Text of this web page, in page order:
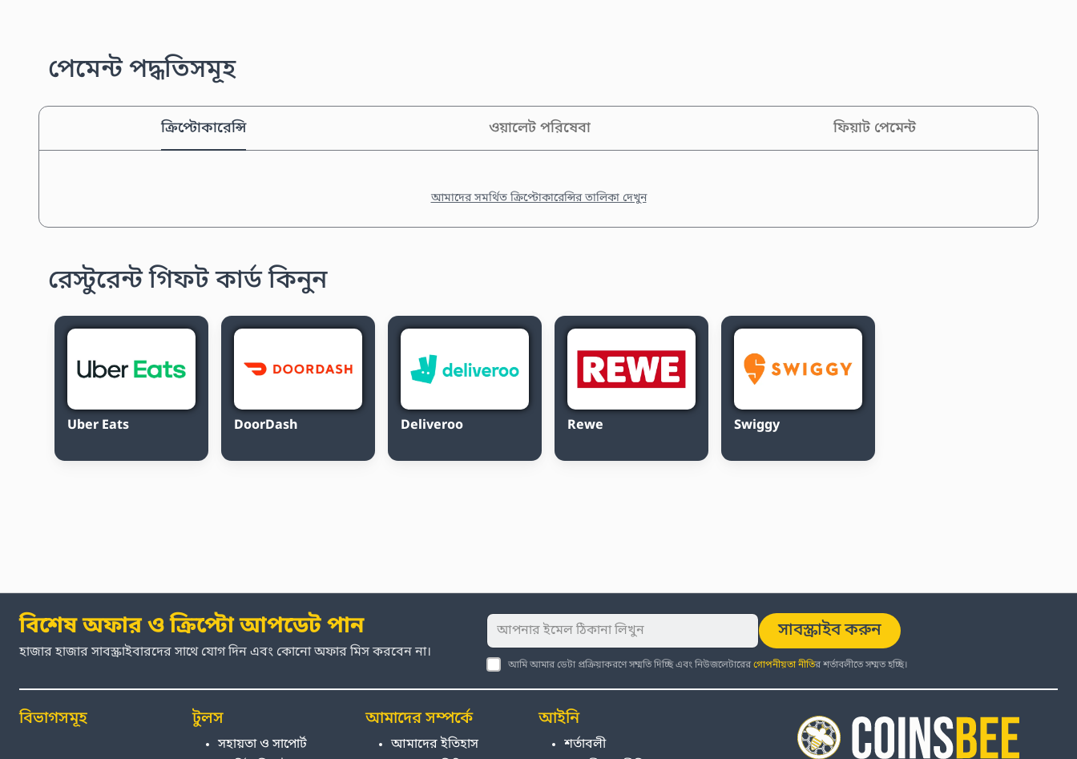
পেমেন্ট পদ্ধতিসমূহ
ক্রিপ্টোকারেন্সি ওয়ালেট পরিষেবা ফিয়াট পেমেন্ট
আমাদের সমর্থিত ক্রিপ্টোকারেন্সির তালিকা দেখুন
রেস্টুরেন্ট গিফট কার্ড কিনুন
Uber Eats DoorDash Deliveroo Rewe Swiggy
বিশেষ অফার ও ক্রিপ্টো আপডেট পান
হাজার হাজার সাবস্ক্রাইবারদের সাথে যোগ দিন এবং কোনো অফার মিস করবেন না।
সাবস্ক্রাইব করুন
আমি আমার ডেটা প্রক্রিয়াকরণে সম্মতি দিচ্ছি এবং নিউজলেটারেরগোপনীয়তা নীতির শর্তাবলীতে সম্মত হচ্ছি।
বিভাগসমূহ টুলস
সহায়তা ও সাপোর্ট
আমাদের সম্পর্কে
আমাদের ইতিহাস
আইনি
শর্তাবলী